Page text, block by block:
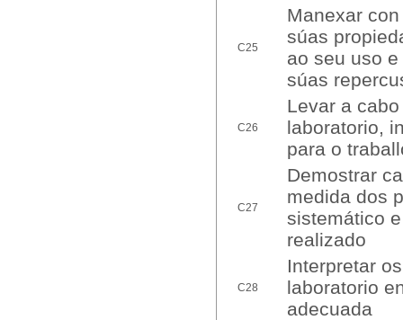
C25
Manexar
súas
ao seu uso
súas
C26
Levar a
laboratorio,
para o
C27
Demostrar
medida dos
sistemático
realizado
C28
Interpretar
laboratorio
adecuada